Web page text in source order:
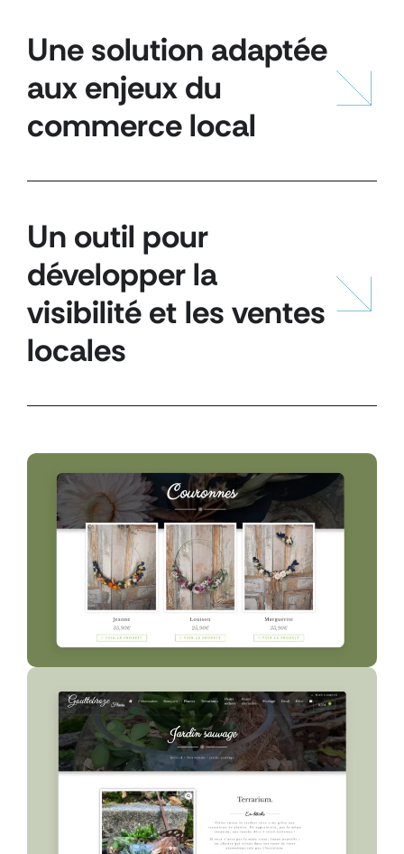
Une solution adaptée
aux enjeux du
commerce local
Un outil pour
développer la
visibilité et les ventes
locales